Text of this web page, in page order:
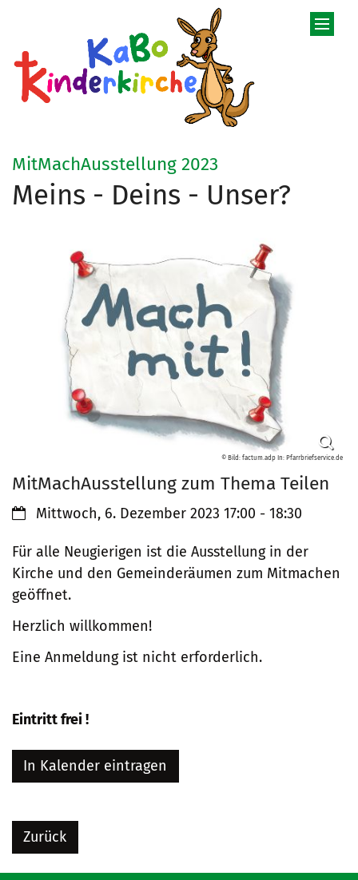
MitMachAusstellung 2023
Meins - Deins - Unser?
© Bild: factum.adp In: Pfarrbriefservice.de
MitMachAusstellung zum Thema Teilen
Datum:Mittwoch, 6. Dezember 2023 17:00 - 18:30
Für alle Neugierigen ist die Ausstellung in der
Kirche und den Gemeinderäumen zum Mitmachen
geöffnet.
Herzlich willkommen!
Eine Anmeldung ist nicht erforderlich.
Eintritt frei !
In Kalender eintragen
Zurück